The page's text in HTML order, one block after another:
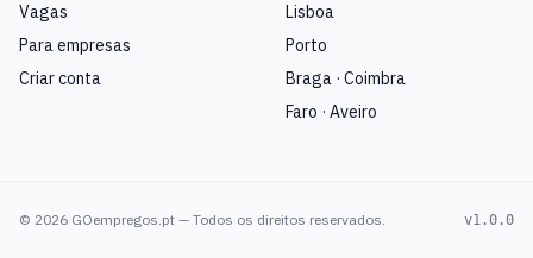
Vagas
Para empresas
Criar conta
Lisboa
Porto
Braga · Coimbra
Faro · Aveiro
© 2026 GOempregos.pt — Todos os direitos reservados. v1.0.0